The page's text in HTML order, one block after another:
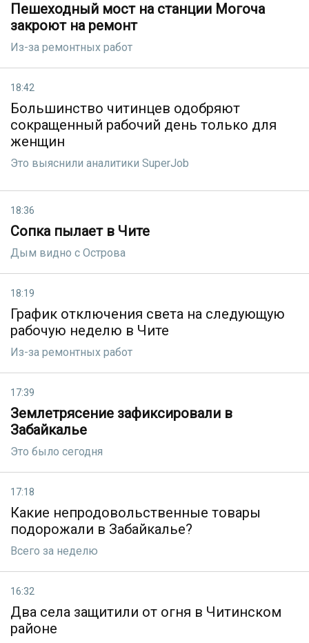
Пешеходный мост на станции Могоча
закроют на ремонт
Из-за ремонтных работ
18:42
Большинство читинцев одобряют
сокращенный рабочий день только для
женщин
Это выяснили аналитики SuperJob
18:36
Сопка пылает в Чите
Дым видно с Острова
18:19
График отключения света на следующую
рабочую неделю в Чите
Из-за ремонтных работ
17:39
Землетрясение зафиксировали в
Забайкалье
Это было сегодня
17:18
Какие непродовольственные товары
подорожали в Забайкалье?
Всего за неделю
16:32
Два села защитили от огня в Читинском
районе